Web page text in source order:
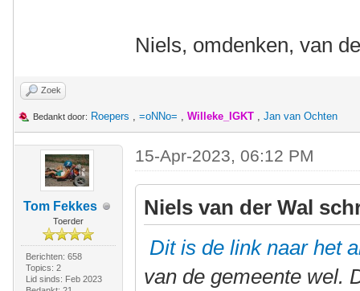
Niels, omdenken, van
Zoek
Bedankt door: Roepers , =oNNo= , Willeke_IGKT , Jan van Ochten
Tom Fekkes
Toerder
Berichten: 658
Topics: 2
Lid sinds: Feb 2023
15-Apr-2023, 06:12 PM
Niels van der Wal
Dit is de link naar het
van de gemeente wel.